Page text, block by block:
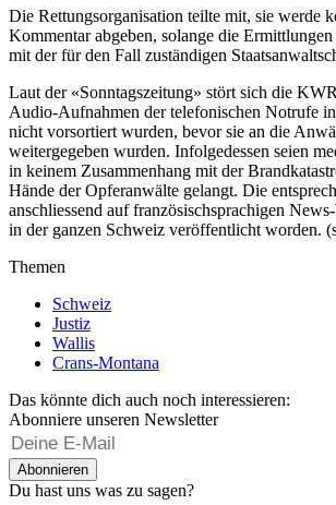
Die Rettungsorganisation teilte mit, sie werde
Kommentar abgeben, solange die
mit der für den Fall zuständigen
Laut der «Sonntagszeitung» stört sich die
Audio-Aufnahmen der telefonischen Notrufe
nicht vorsortiert wurden, bevor sie an die
weitergegeben wurden. Infolgedessen seien
in keinem Zusammenhang mit der
Hände der Opferanwälte gelangt. Die
anschliessend auf französischsprachigen
in der ganzen Schweiz veröffentlicht worden.
Themen
Schweiz
Justiz
Wallis
Crans-Montana
Das könnte dich auch noch interessieren:
Abonniere unseren Newsletter
Abonnieren
Du hast uns was zu sagen?